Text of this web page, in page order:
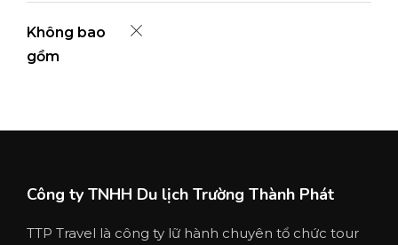
Không bao
gồm
Công ty TNHH Du lịch Trường Thành Phát
TTP Travel là công ty lữ hành chuyên tổ chức tour